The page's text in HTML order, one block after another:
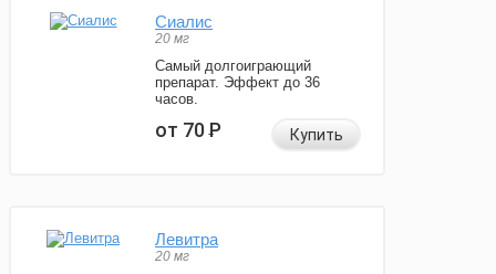
Сиалис
20 мг
Самый долгоиграющий
препарат. Эффект до 36
часов.
от 70Р Купить
Левитра
20 мг